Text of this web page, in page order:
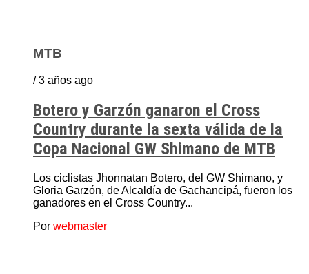
MTB
/ 3 años ago
Botero y Garzón ganaron el Cross
Country durante la sexta válida de la
Copa Nacional GW Shimano de MTB
Los ciclistas Jhonnatan Botero, del GW Shimano, y
Gloria Garzón, de Alcaldía de Gachancipá, fueron los
ganadores en el Cross Country...
Por webmaster